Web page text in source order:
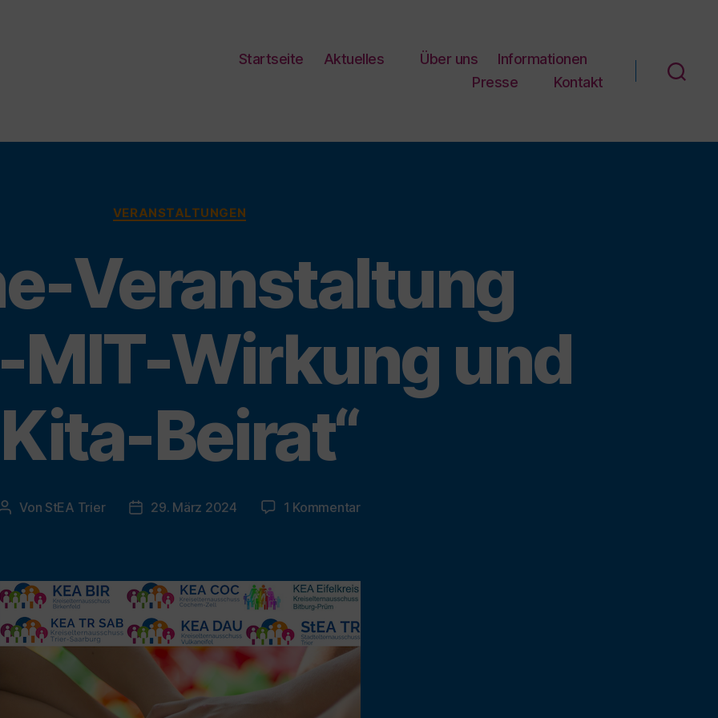
Startseite Aktuelles Über uns
Informationen
Presse
Kontakt
Kategorien
VERANSTALTUNGEN
Veranstaltung
MIT-Wirkung und
Kita-Beirat“
Beitragsautor
Von StEA Trier Veröffentlichungsdatum
29. März 2024 1 Kommentarzu
MIT-
und
Kita-